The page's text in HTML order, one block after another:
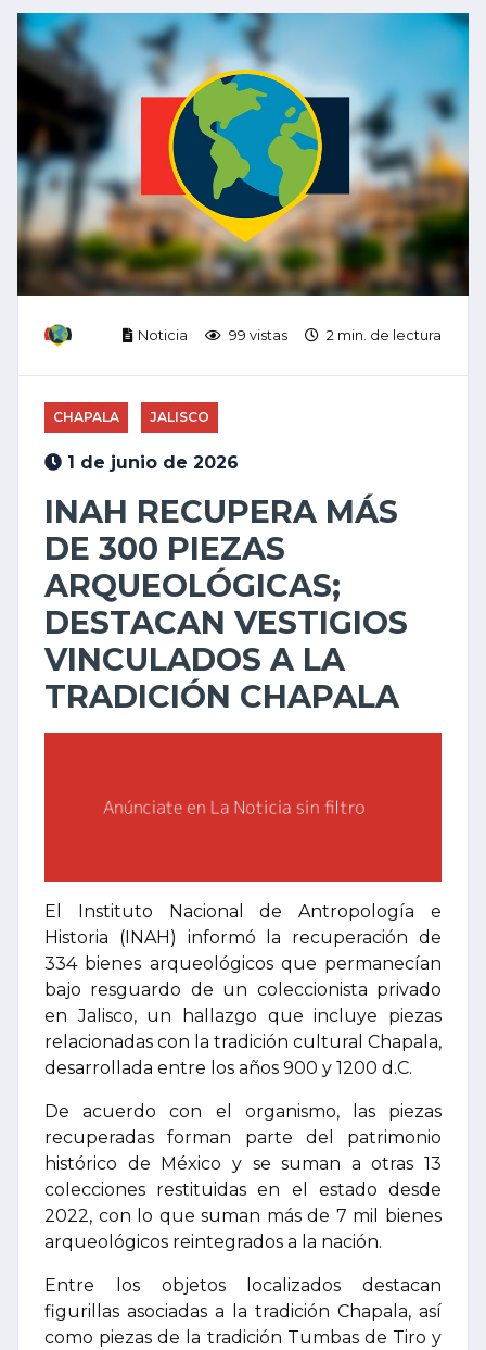
Noticia 99 vistas 2 min. de lectura
CHAPALA JALISCO
1 de junio de 2026
INAH RECUPERA MÁS
DE 300 PIEZAS
ARQUEOLÓGICAS;
DESTACAN VESTIGIOS
VINCULADOS A LA
TRADICIÓN CHAPALA
El Instituto Nacional de Antropología e
Historia (INAH) informó la recuperación de
334 bienes arqueológicos que permanecían
bajo resguardo de un coleccionista privado
en Jalisco, un hallazgo que incluye piezas
relacionadas con la tradición cultural Chapala,
desarrollada entre los años 900 y 1200 d.C.
De acuerdo con el organismo, las piezas
recuperadas forman parte del patrimonio
histórico de México y se suman a otras 13
colecciones restituidas en el estado desde
2022, con lo que suman más de 7 mil bienes
arqueológicos reintegrados a la nación.
Entre los objetos localizados destacan
figurillas asociadas a la tradición Chapala, así
como piezas de la tradición Tumbas de Tiro y